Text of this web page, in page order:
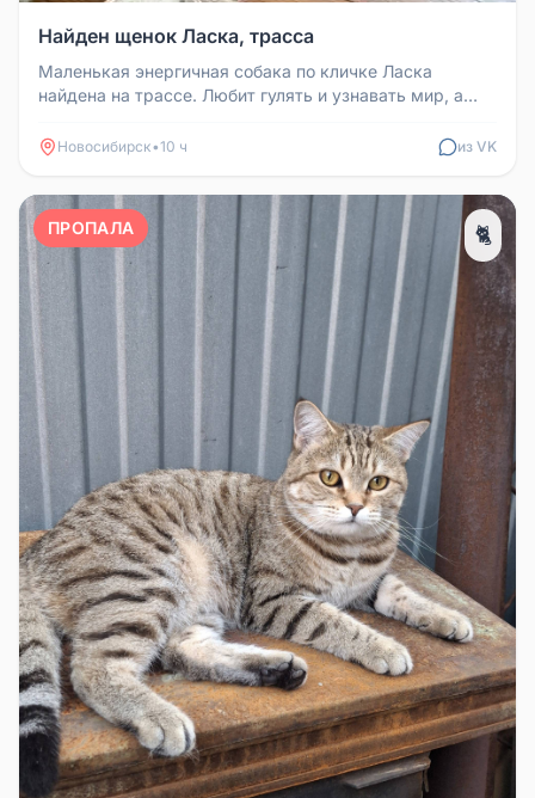
Найден щенок Ласка, трасса
Маленькая энергичная собака по кличке Ласка
найдена на трассе. Любит гулять и узнавать мир, а
Новосибирск•10 ч из VK
ПРОПАЛА 🐈